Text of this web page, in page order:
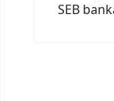
SEB